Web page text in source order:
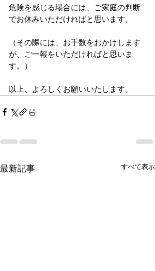
危険を感じる場合には、ご家庭の判断
でお休みいただければと思います。
（その際には、お手数をおかけします
が、ご一報をいただければと思いま
す。）
以上、よろしくお願いいたします。
最新記事 すべて表示